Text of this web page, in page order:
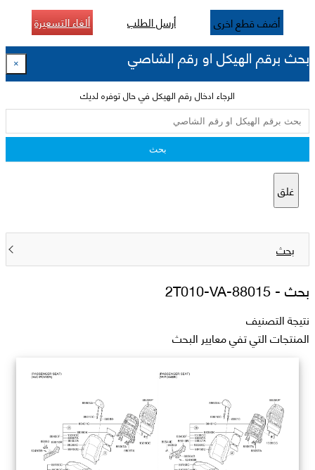
أضف قطع اخرى أرسل الطلب ألغاء التسعيرة
بحث برقم الهيكل او رقم الشاصي ×
الرجاء ادخال رقم الهيكل في حال توفره لديك
بحث
غلق
بحث
بحث -88015-2T010-VA
نتيجة التصنيف
المنتجات التي تفي معايير البحث